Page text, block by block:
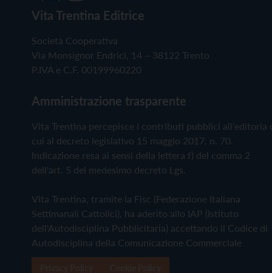
Vita Trentina Editrice
Società Cooperativa
Via Monsignor Endrici, 14 – 38122 Trento
P.IVA e C.F. 00199960220
Amministrazione trasparente
Vita Trentina percepisce i contributi pubblici all'editoria
cui al decreto legislativo 15 maggio 2017, n. 70.
Indicazione resa ai sensi della lettera f) del comma 2
dell'art. 5 del medesimo decreto Lgs.
Vita Trentina, tramite la Fisc (Federazione Italiana
Settimanali Cattolici), ha aderito allo IAP (Istituto
dell'Autodisciplina Pubblicitaria) accettando il Codice di
Autodisciplina della Comunicazione Commerciale